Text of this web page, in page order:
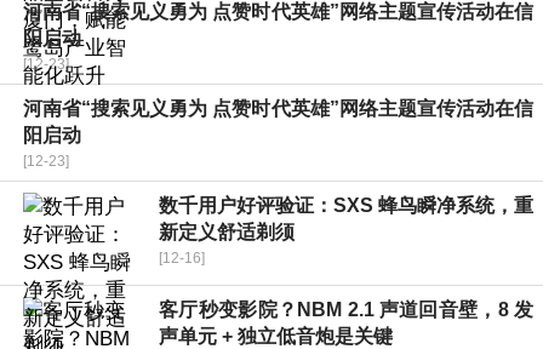
河南省“搜索见义勇为 点赞时代英雄”网络主题宣传活动在信
阳启动
[12-23]
河南省“搜索见义勇为 点赞时代英雄”网络主题宣传活动在信
阳启动
[12-23]
数千用户好评验证：SXS 蜂鸟瞬净系统，重
新定义舒适剃须
[12-16]
客厅秒变影院？NBM 2.1 声道回音壁，8 发
声单元 + 独立低音炮是关键